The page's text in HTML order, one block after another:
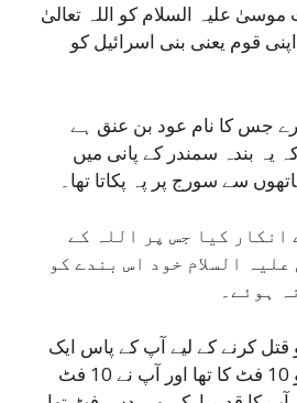
علیہ السلام کو اللہ تعالیٰ
قوم یعنی بنی اسرائیل کو
جس کا نام عود بن عنق ہے
یہ بندہ سمندر کے پانی میں
سے سورج پر پہ پکاتا تھا۔
انکار کیا جس پر اللہ کے
السلام خود اس بندے کو
ہوئے۔
قتل کرنے کے لیے آپ کے پاس ایک
عصاء (یعنی لاٹھی) جو 10 فٹ کا تھا اور آپ نے 10 فٹ